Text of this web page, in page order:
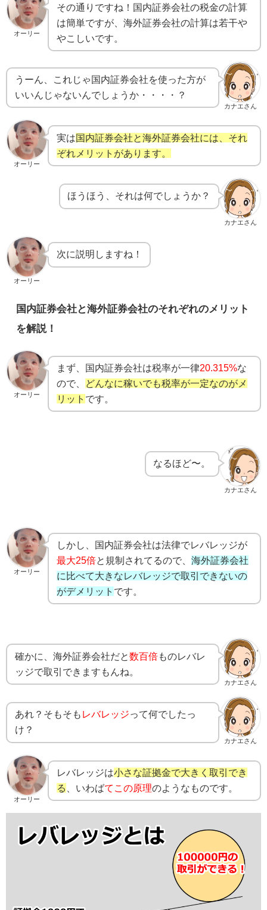
オーリー
その通りですね！国内証券会社の税金の計算
は簡単ですが、海外証券会社の計算は若干や
やこしいです。
カナエさん
うーん、これじゃ国内証券会社を使った方が
いいんじゃないんでしょうか・・・・？
オーリー
実は国内証券会社と海外証券会社には、それ
ぞれメリットがあります。
カナエさん
ほうほう、それは何でしょうか？
オーリー
次に説明しますね！
国内証券会社と海外証券会社のそれぞれのメリット
を解説！
オーリー
まず、国内証券会社は税率が一律20.315%な
ので、
どんなに稼いでも税率が一定なのがメ
リット です。
カナエさん
なるほど〜。
オーリー
しかし、国内証券会社は法律でレバレッジが
最大25倍と規制されてるので、 海外証券会社
に比べて大きなレバレッジで取引できないの
がデメリット です。
カナエさん
確かに、海外証券会社だと数百倍ものレバレ
ッジで取引できますもんね。
カナエさん
あれ？そもそも レバレッジって何でしたっ
け？
オーリー
レバレッジは小さな証拠金で大きく取引でき
る 、いわばてこの原理のようなものです。